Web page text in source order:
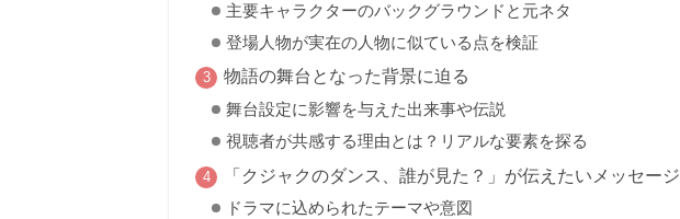
主要キャラクターのバックグラウンドと元ネタ
登場人物が実在の人物に似ている点を検証
物語の舞台となった背景に迫る
舞台設定に影響を与えた出来事や伝説
視聴者が共感する理由とは？リアルな要素を探る
「クジャクのダンス、誰が見た？」が伝えたいメッセージ
ドラマに込められたテーマや意図